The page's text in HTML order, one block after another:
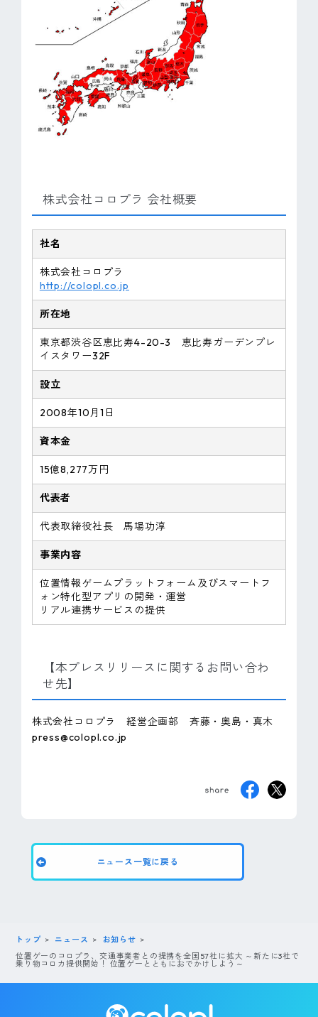
株式会社コロプラ 会社概要
社名
株式会社コロプラ
http://colopl.co.jp
所在地
東京都渋谷区恵比寿4-20-3 恵比寿ガーデンプレ
イスタワー32F
設立
2008年10月1日
資本金
15億8,277万円
代表者
代表取締役社長 馬場功淳
事業内容
位置情報ゲームプラットフォーム及びスマートフ
ォン特化型アプリの開発・運営
リアル連携サービスの提供
【本プレスリリースに関するお問い合わ
せ先】
株式会社コロプラ 経営企画部 斉藤・奥島・真木
press@colopl.co.jp
ニュース一覧に戻る
トップ ニュース
お知らせ
位置ゲーのコロプラ、交通事業者との提携を全国57社に拡大 ～新たに3社で
乗り物コロカ提供開始！ 位置ゲーとともにおでかけしよう～